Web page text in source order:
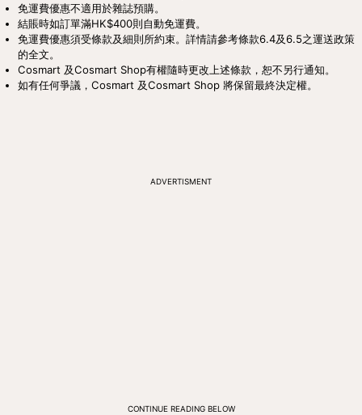
免運費優惠不適用於雜誌預購。
結賬時如訂單滿HK$400則自動免運費。
免運費優惠須受條款及細則所約束。詳情請參考條款6.4及6.5之運送政策
的全文。
Cosmart 及Cosmart Shop有權隨時更改上述條款，恕不另行通知。
如有任何爭議，Cosmart 及Cosmart Shop 將保留最終決定權。
ADVERTISMENT
CONTINUE READING BELOW